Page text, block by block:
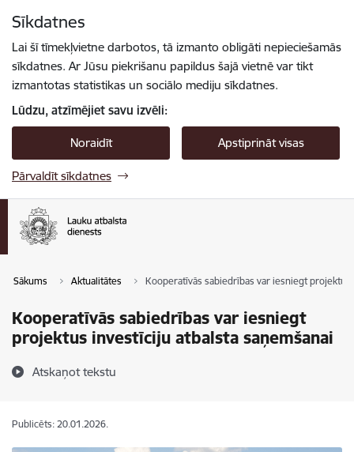
Sīkdatnes
Lai šī tīmekļvietne darbotos, tā izmanto obligāti nepieciešamās
sīkdatnes. Ar Jūsu piekrišanu papildus šajā vietnē var tikt
izmantotas statistikas un sociālo mediju sīkdatnes.
Lūdzu, atzīmējiet savu izvēli:
Noraidīt Apstiprināt visas
Pārvaldīt sīkdatnes
Sākums Aktualitātes Kooperatīvās sabiedrības var iesniegt
Kooperatīvās sabiedrības var iesniegt
projektus investīciju atbalsta saņemšanai
Atskaņot tekstu
Publicēts: 20.01.2026.